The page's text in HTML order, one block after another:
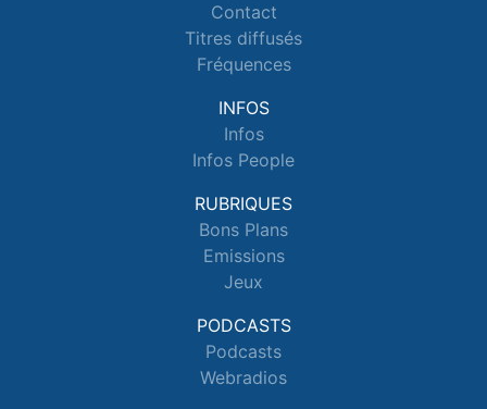
Contact
Titres diffusés
Fréquences
INFOS
Infos
Infos People
RUBRIQUES
Bons Plans
Emissions
Jeux
PODCASTS
Podcasts
Webradios